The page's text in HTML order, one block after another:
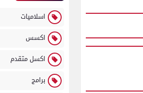
اسلاميات
اكسس
اكسل متقدم
برامج